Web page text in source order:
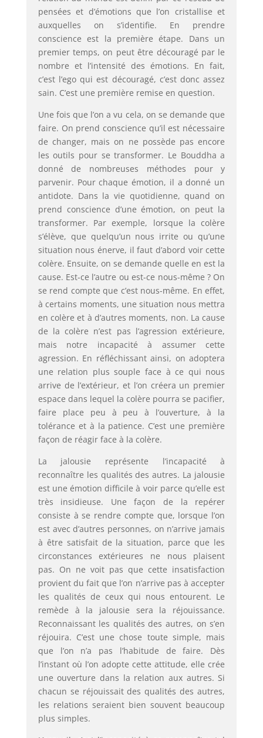
pensées et d’émotions que l’on cristallise et
auxquelles on s’identifie. En prendre
conscience est la première étape. Dans un
premier temps, on peut être découragé par le
nombre et l’intensité des émotions. En fait,
c’est l’ego qui est découragé, c’est donc assez
sain. C’est une première remise en question.
Une fois que l’on a vu cela, on se demande que
faire. On prend conscience qu’il est nécessaire
de changer, mais on ne possède pas encore
les outils pour se transformer. Le Bouddha a
donné de nombreuses méthodes pour y
parvenir. Pour chaque émotion, il a donné un
antidote. Dans la vie quotidienne, quand on
prend conscience d’une émotion, on peut la
transformer. Par exemple, lorsque la colère
s’élève, que quelqu’un nous irrite ou qu’une
situation nous énerve, il faut d’abord voir cette
colère. Ensuite, on se demande quelle en est la
cause. Est-ce l’autre ou est-ce nous-même ? On
se rend compte que c’est nous-même. En effet,
à certains moments, une situation nous mettra
en colère et à d’autres moments, non. La cause
de la colère n’est pas l’agression extérieure,
mais notre incapacité à assumer cette
agression. En réfléchissant ainsi, on adoptera
une relation plus souple face à ce qui nous
arrive de l’extérieur, et l’on créera un premier
espace dans lequel la colère pourra se pacifier,
faire place peu à peu à l’ouverture, à la
tolérance et à la patience. C’est une première
façon de réagir face à la colère.
La jalousie représente l’incapacité à
reconnaître les qualités des autres. La jalousie
est une émotion difficile à voir parce qu’elle est
très insidieuse. Une façon de la repérer
consiste à se rendre compte que, lorsque l’on
est avec d’autres personnes, on n’arrive jamais
à être satisfait de la situation, parce que les
circonstances extérieures ne nous plaisent
pas. On ne voit pas que cette insatisfaction
provient du fait que l’on n’arrive pas à accepter
les qualités de ceux qui nous entourent. Le
remède à la jalousie sera la réjouissance.
Reconnaissant les qualités des autres, on s’en
réjouira. C’est une chose toute simple, mais
que l’on n’a pas l’habitude de faire. Dès
l’instant où l’on adopte cette attitude, elle crée
une ouverture dans la relation aux autres. Si
chacun se réjouissait des qualités des autres,
les relations seraient bien souvent beaucoup
plus simples.